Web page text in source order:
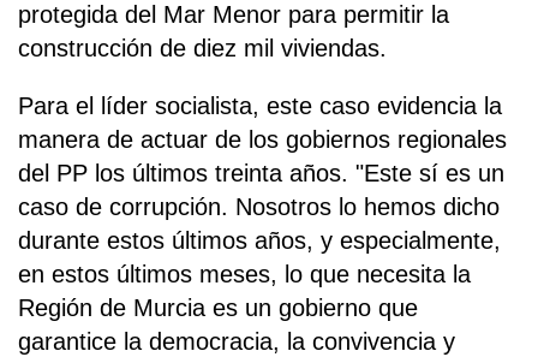
protegida del Mar Menor para permitir la
construcción de diez mil viviendas.
Para el líder socialista, este caso evidencia la
manera de actuar de los gobiernos regionales
del PP los últimos treinta años. "Este sí es un
caso de corrupción. Nosotros lo hemos dicho
durante estos últimos años, y especialmente,
en estos últimos meses, lo que necesita la
Región de Murcia es un gobierno que
garantice la democracia, la convivencia y